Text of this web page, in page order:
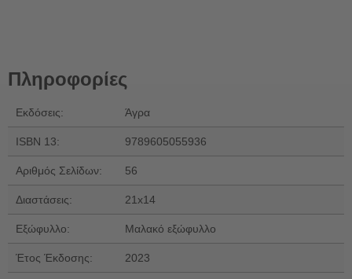
Πληροφορίες
Εκδόσεις: Άγρα
ISBN 13: 9789605055936
Αριθμός Σελίδων: 56
Διαστάσεις: 21x14
Εξώφυλλο: Μαλακό εξώφυλλο
Έτος Έκδοσης: 2023